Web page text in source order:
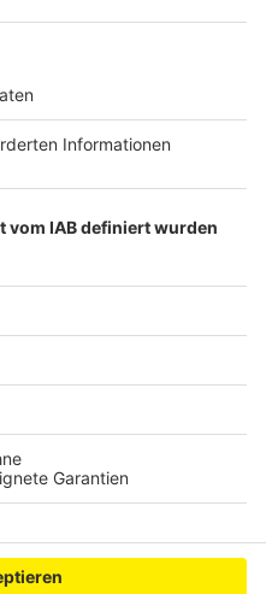
anhören. Auf allen